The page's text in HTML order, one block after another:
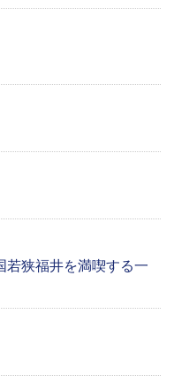
若狭福井を満喫する一